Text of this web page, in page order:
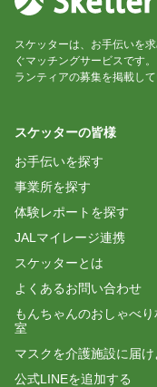
スケッターは、お手伝いを
ぐマッチングサービスです
ランティアの募集を掲載して
スケッターの皆様
お手伝いを探す
事業所を探す
体験レポートを探す
JALマイレージ連携
スケッターとは
よくあるお問い合わせ
もんちゃんのおしゃべり
室
マスクを介護施設に届け
公式LINEを追加する